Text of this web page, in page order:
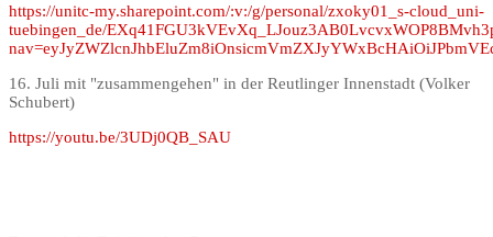
https://unitc-my.sharepoint.com/:v:/g/personal/zxoky01_s-cloud_uni-
tuebingen_de/
16. Juli mit "zusammengehen" in der Reutlinger Innenstadt (Volker
Schubert)
https://youtu.be/3UDj0QB_SAU